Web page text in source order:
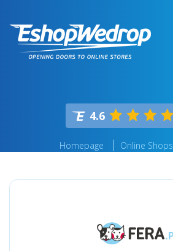
4.6
Homepage Online Shops